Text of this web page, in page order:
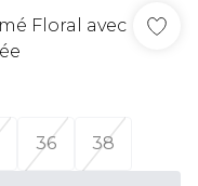
Floral avec
36 38